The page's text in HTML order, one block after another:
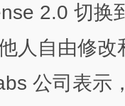
2.0 切换
人自由修
公司表示